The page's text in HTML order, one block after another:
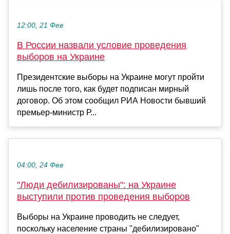
12:00, 21 Фев
В России назвали условие проведения
выборов на Украине
Президентские выборы на Украине могут пройти
лишь после того, как будет подписан мирный
договор. Об этом сообщил РИА Новости бывший
премьер-министр Р...
04:00, 24 Фев
"Люди дебилизированы": на Украине
выступили против проведения выборов
Выборы на Украине проводить не следует,
поскольку население страны "дебилизировано"